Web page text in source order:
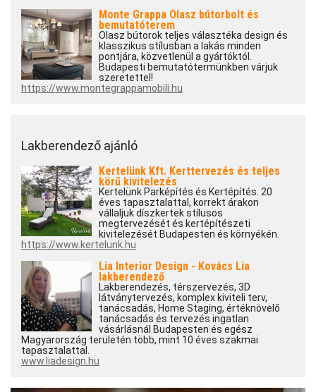
Monte Grappa Olasz bútorbolt és
bemutatóterem
Olasz bútorok teljes választéka design és
klasszikus stílusban a lakás minden
pontjára, közvetlenül a gyártóktól.
Budapesti bemutatótermünkben várjuk
szeretettel!
https://www.montegrappamobili.hu
Lakberendező ajánló
Kertelünk Kft. Kerttervezés és teljes
körű kivitelezés
Kertelünk Parképítés és Kertépítés. 20
éves tapasztalattal, korrekt árakon
vállaljuk díszkertek stílusos
megtervezését és kertépítészeti
kivitelezését Budapesten és környékén.
https://www.kertelunk.hu
Lia Interior Design - Kovács Lia
lakberendező
Lakberendezés, térszervezés, 3D
látványtervezés, komplex kiviteli terv,
tanácsadás, Home Staging, értéknövelő
tanácsadás és tervezés ingatlan
vásárlásnál Budapesten és egész
Magyarország területén több, mint 10 éves szakmai
tapasztalattal.
www.liadesign.hu